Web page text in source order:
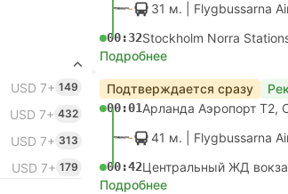
USD 7+ 149
USD 7+ 432
USD 7+ 313
USD 7+ 179
31 м. | Flygbussarna
00:32Stockholm Norra
Подробнее
Подтверждается сразу
00:01Арланда Аэропорт T2,
41 м. | Flygbussarna
00:42Центральный ЖД
Подробнее